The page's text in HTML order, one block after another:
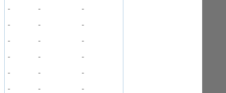
-
-
-
-
-
-
-
-
-
-
-
-
-
-
-
-
- -